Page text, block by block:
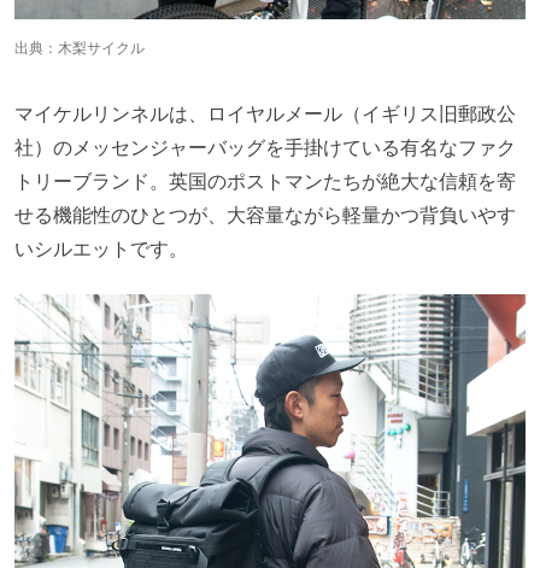
出典： 木梨サイクル
マイケルリンネルは、ロイヤルメール（イギリス旧郵政公
社）のメッセンジャーバッグを手掛けている有名なファク
トリーブランド。英国のポストマンたちが絶大な信頼を寄
せる機能性のひとつが、大容量ながら軽量かつ背負いやす
いシルエットです。